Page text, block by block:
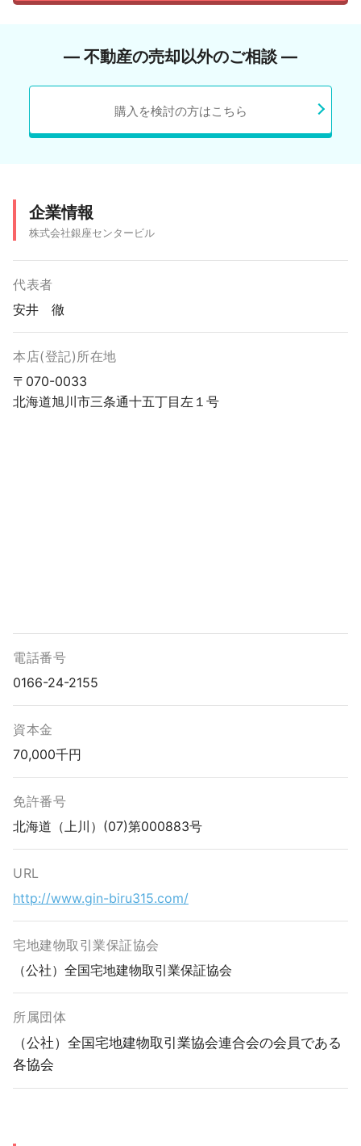
― 不動産の売却以外のご相談 ―
購入を検討の方はこちら
企業情報
株式会社銀座センタービル
代表者
安井 徹
本店(登記)所在地
〒070-0033
北海道旭川市三条通十五丁目左１号
電話番号
0166-24-2155
資本金
70,000千円
免許番号
北海道（上川）(07)第000883号
URL
http://www.gin-biru315.com/
宅地建物取引業保証協会
（公社）全国宅地建物取引業保証協会
所属団体
（公社）全国宅地建物取引業協会連合会の会員である
各協会